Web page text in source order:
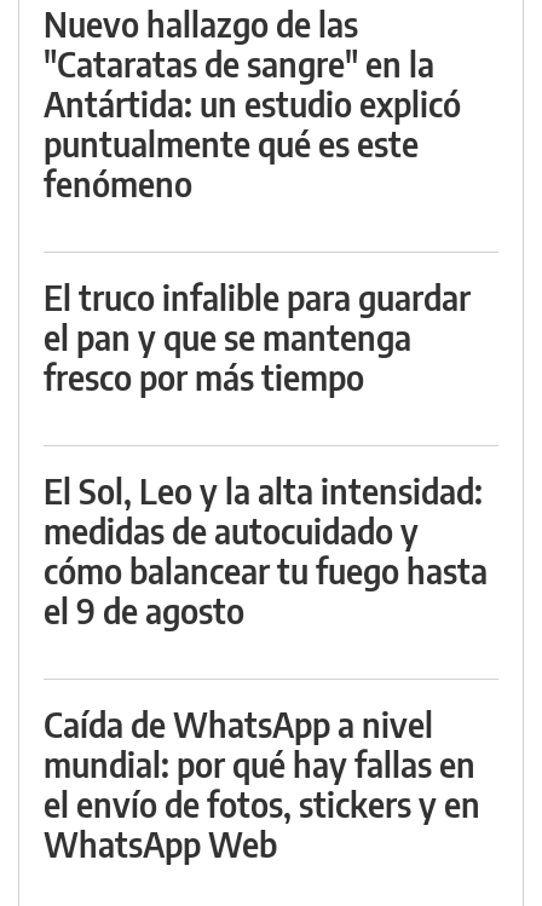
Nuevo hallazgo de las
"Cataratas de sangre" en la
Antártida: un estudio explicó
puntualmente qué es este
fenómeno
El truco infalible para guardar
el pan y que se mantenga
fresco por más tiempo
El Sol, Leo y la alta intensidad:
medidas de autocuidado y
cómo balancear tu fuego hasta
el 9 de agosto
Caída de WhatsApp a nivel
mundial: por qué hay fallas en
el envío de fotos, stickers y en
WhatsApp Web